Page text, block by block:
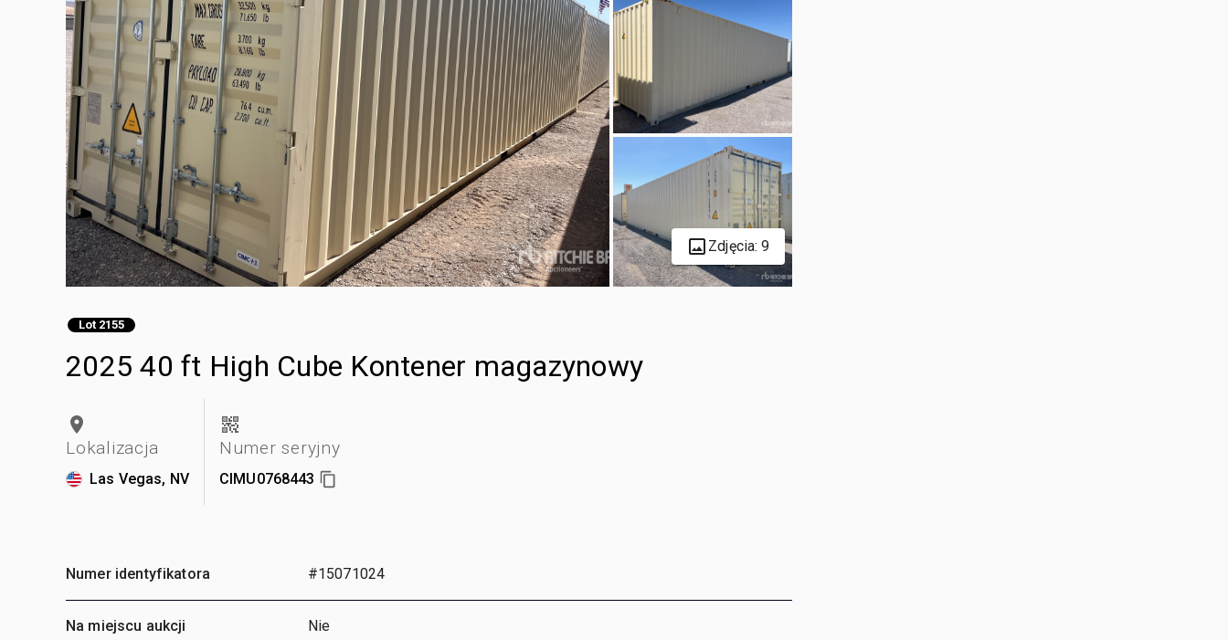
Zdjęcia: 9
Lot 2155
2025 40 ft High Cube Kontener magazynowy
Lokalizacja
Las Vegas, NV
Numer seryjny
CIMU0768443
Numer identyfikatora #15071024
Na miejscu aukcji Nie